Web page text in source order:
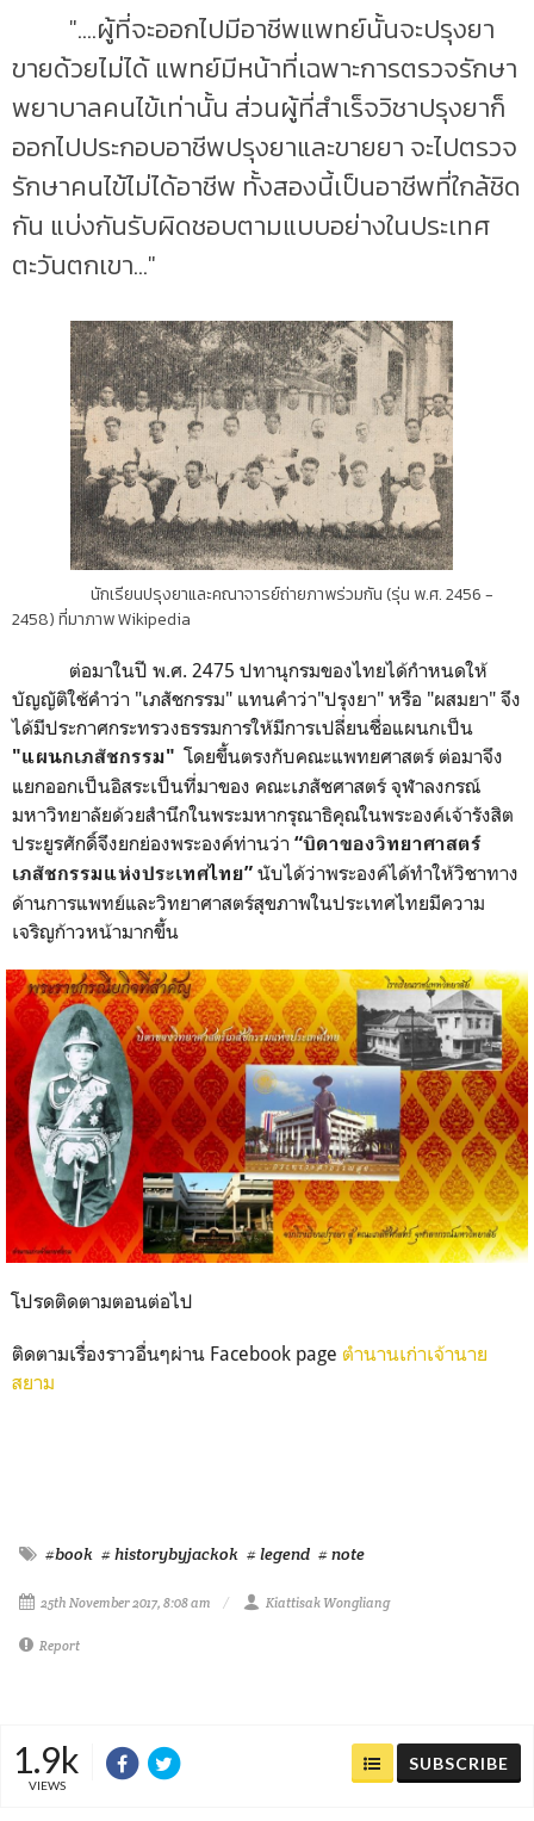
"....ผู้ที่จะออกไปมีอาชีพแพทย์นั้นจะปรุงยา
ขายด้วยไม่ได้ แพทย์มีหน้าที่เฉพาะการตรวจรักษา
พยาบาลคนไข้เท่านั้น ส่วนผู้ที่สำเร็จวิชาปรุงยาก็
ออกไปประกอบอาชีพปรุงยาและขายยา จะไปตรวจ
รักษาคนไข้ไม่ได้อาชีพ ทั้งสองนี้เป็นอาชีพที่ใกล้ชิด
กัน แบ่งกันรับผิดชอบตามแบบอย่างในประเทศ
ตะวันตกเขา..."
นักเรียนปรุงยาและคณาจารย์ถ่ายภาพร่วมกัน (รุ่น พ.ศ. 2456 -
2458) ที่มาภาพ Wikipedia
ต่อมาในปี พ.ศ. 2475 ปทานุกรมของไทยได้กำหนดให้
บัญญัติใช้คำว่า "เภสัชกรรม" แทนคำว่า"ปรุงยา" หรือ "ผสมยา" จึง
ได้มีประกาศกระทรวงธรรมการให้มีการเปลี่ยนชื่อแผนกเป็น
"แผนกเภสัชกรรม" โดยขึ้นตรงกับคณะแพทยศาสตร์ ต่อมาจึง
แยกออกเป็นอิสระเป็นที่มาของ คณะเภสัชศาสตร์ จุฬาลงกรณ์
มหาวิทยาลัยด้วยสำนึกในพระมหากรุณาธิคุณในพระองค์เจ้ารังสิต
ประยูรศักดิ์จึงยกย่องพระองค์ท่านว่า “บิดาของวิทยาศาสตร์
เภสัชกรรมแห่งประเทศไทย” นับได้ว่าพระองค์ได้ทำให้วิชาทาง
ด้านการแพทย์และวิทยาศาสตร์สุขภาพในประเทศไทยมีความ
เจริญก้าวหน้ามากขึ้น
โปรดติดตามตอนต่อไป
ติดตามเรื่องราวอื่นๆผ่าน Facebook page ตำนานเก่าเจ้านาย
สยาม
#book # historybyjackok # legend # note
25th November 2017, 8:08 am Kiattisak Wongliang
Report
1.9k
VIEWS
SUBSCRIBE